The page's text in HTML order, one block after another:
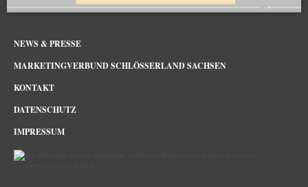
NEWS & PRESSE
MARKETINGVERBUND SCHLÖSSERLAND SACHSEN
KONTAKT
DATENSCHUTZ
IMPRESSUM